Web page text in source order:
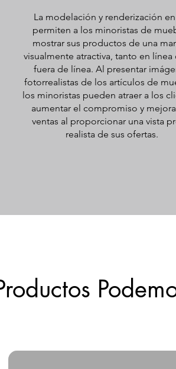
La modelación y renderización
permiten a los minoristas de
mostrar sus productos de una
visualmente atractiva, tanto en línea
fuera de línea. Al presentar
fotorrealistas de los artículos de
los minoristas pueden atraer a los
aumentar el compromiso y
ventas al proporcionar una vista
realista de sus ofertas.